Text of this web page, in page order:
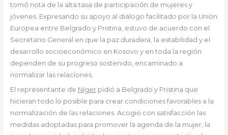
tomó nota de la alta tasa de participación de mujeres y
jóvenes. Expresando su apoyo al diálogo facilitado por la Unión
Europea entre Belgrado y Pristina, estuvo de acuerdo con el
Secretario General en que la paz duradera, la estabilidad y el
desarrollo socioeconómico en Kosovo y en toda la región
dependen de su progreso sostenido, encaminado a
normalizar las relaciones.
El representante de Nígerpidió a Belgrado y Pristina que
hicieran todo lo posible para crear condiciones favorables a la
normalización de las relaciones. Acogió con satisfacción las
medidas adoptadas para promover la agenda de la mujer, la